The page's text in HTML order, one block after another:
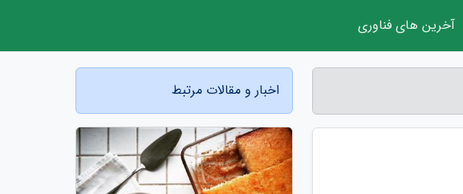
اخبار و مقالات مرتبط
آخرین های فناوری